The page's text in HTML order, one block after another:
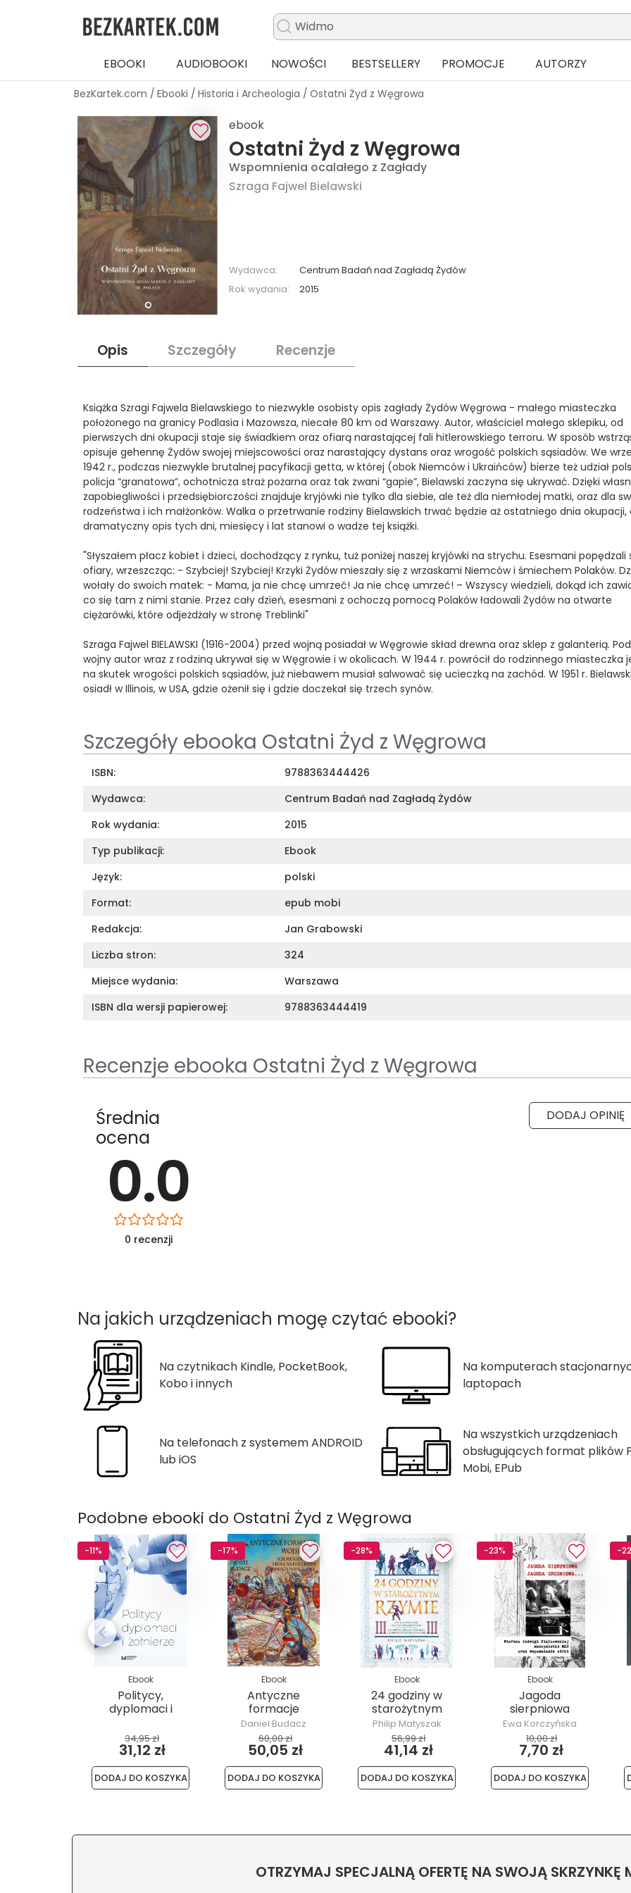
EBOOKI AUDIOBOOKI NOWOŚCI BESTSELLERY PROMOCJE AUTORZY
BezKartek.com / Ebooki / Historia i Archeologia / Ostatni Żyd z Węgrowa
ebook
Ostatni Żyd z Węgrowa
Wspomnienia ocalałego z Zagłady
Szraga Fajwel Bielawski
Wydawca:
Centrum Badań nad Zagładą Żydów
Rok wydania:
2015
Opis Szczegóły Recenzje
Książka Szragi Fajwela Bielawskiego to niezwykle osobisty opis zagłady Żydów Węgrowa - małego miasteczka
położonego na granicy Podlasia i Mazowsza, niecałe 80 km od Warszawy. Autor, właściciel małego sklepiku, od
pierwszych dni okupacji staje się świadkiem oraz ofiarą narastającej fali hitlerowskiego terroru. W sposób
opisuje gehennę Żydów swojej miejscowości oraz narastający dystans oraz wrogość polskich sąsiadów. We
1942 r., podczas niezwykle brutalnej pacyfikacji getta, w której (obok Niemców i Ukraińców) bierze też udział
policja “granatowa”, ochotnicza straż pożarna oraz tak zwani “gapie”, Bielawski zaczyna się ukrywać. Dzięki
zapobiegliwości i przedsiębiorczości znajduje kryjówki nie tylko dla siebie, ale też dla niemłodej matki, oraz dla
rodzeństwa i ich małżonków. Walka o przetrwanie rodziny Bielawskich trwać będzie aż ostatniego dnia okupacji,
dramatyczny opis tych dni, miesięcy i lat stanowi o wadze tej książki.
"Słyszałem płacz kobiet i dzieci, dochodzący z rynku, tuż poniżej naszej kryjówki na strychu. Esesmani popędzali
ofiary, wrzeszcząc: - Szybciej! Szybciej! Krzyki Żydów mieszały się z wrzaskami Niemców i śmiechem Polaków.
wołały do swoich matek: - Mama, ja nie chcę umrzeć! Ja nie chcę umrzeć! – Wszyscy wiedzieli, dokąd ich
co się tam z nimi stanie. Przez cały dzień, esesmani z ochoczą pomocą Polaków ładowali Żydów na otwarte
ciężarówki, które odjeżdżały w stronę Treblinki"
Szraga Fajwel BIELAWSKI (1916-2004) przed wojną posiadał w Węgrowie skład drewna oraz sklep z galanterią.
wojny autor wraz z rodziną ukrywał się w Węgrowie i w okolicach. W 1944 r. powrócił do rodzinnego miasteczka
na skutek wrogości polskich sąsiadów, już niebawem musiał salwować się ucieczką na zachód. W 1951 r. Bielawski
osiadł w Illinois, w USA, gdzie ożenił się i gdzie doczekał się trzech synów.
Szczegóły ebooka Ostatni Żyd z Węgrowa
ISBN:
9788363444426
Wydawca:
Centrum Badań nad Zagładą Żydów
Rok wydania:
2015
Typ publikacji:
Ebook
Język:
polski
Format:
epub mobi
Redakcja:
Jan Grabowski
Liczba stron:
324
Miejsce wydania:
Warszawa
ISBN dla wersji papierowej:
9788363444419
Recenzje ebooka Ostatni Żyd z Węgrowa
Średnia
ocena
0.0
0 recenzji
DODAJ OPINIĘ
Na jakich urządzeniach mogę czytać ebooki?
Na czytnikach Kindle, PocketBook,
Kobo i innych
Na komputerach
laptopach
Na telefonach z systemem ANDROID
lub iOS
Na wszystkich urządzeniach
obsługujących format plików
Mobi, EPub
Podobne ebooki do Ostatni Żyd z Węgrowa
-11%
Ebook
Politycy,
dyplomaci i
34,95 zł
31,12 zł
DODAJ DO KOSZYKA
-17%
Ebook
Antyczne
formacje
wojskowe
Daniel Budacz
60,00 zł
50,05 zł
DODAJ DO KOSZYKA
-28%
Ebook
24 godziny w
starożytnym
Rzymie
Philip Matyszak
56,99 zł
41,14 zł
DODAJ DO KOSZYKA
-23%
Ebook
Jagoda
sierpniowa
Jagoda grudniowa
Ewa Korczyńska
10,00 zł
7,70 zł
DODAJ DO KOSZYKA
-
OTRZYMAJ SPECJALNĄ OFERTĘ NA SWOJĄ SKRZYNKĘ